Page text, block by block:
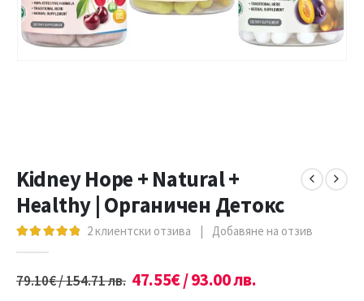
Kidney Hope + Natural +
Healthy | Органичен Детокс
2 клиентски отзива Добавяне на отзив
79.10€/ 154.71 лв. 47.55€/ 93.00 лв.